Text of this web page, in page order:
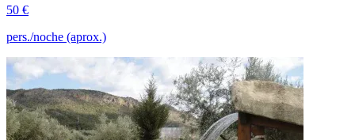
50 €
pers./noche (aprox.)